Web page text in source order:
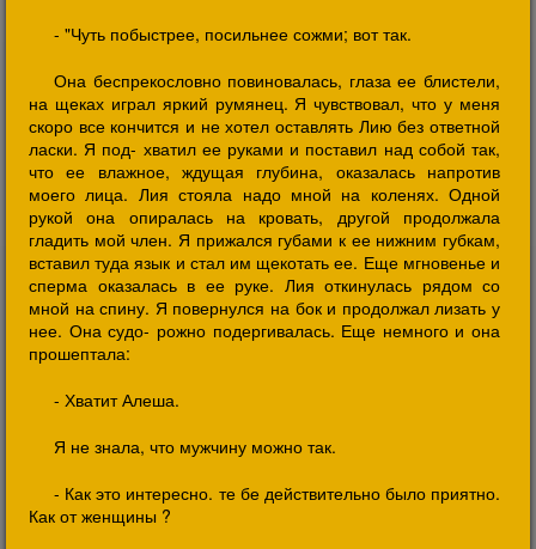
- "Чуть побыстрее, посильнее сожми; вот так.
Она беспрекословно повиновалась, глаза ее блистели,
на щеках играл яркий румянец. Я чувствовал, что у меня
скоро все кончится и не хотел оставлять Лию без ответной
ласки. Я под- хватил ее руками и поставил над собой так,
что ее влажное, ждущая глубина, оказалась напротив
моего лица. Лия стояла надо мной на коленях. Одной
рукой она опиралась на кровать, другой продолжала
гладить мой член. Я прижался губами к ее нижним губкам,
вставил туда язык и стал им щекотать ее. Еще мгновенье и
сперма оказалась в ее руке. Лия откинулась рядом со
мной на спину. Я повернулся на бок и продолжал лизать у
нее. Она судо- рожно подергивалась. Еще немного и она
прошептала:
- Хватит Алеша.
Я не знала, что мужчину можно так.
- Как это интересно. те бе действительно было приятно.
Как от женщины ?